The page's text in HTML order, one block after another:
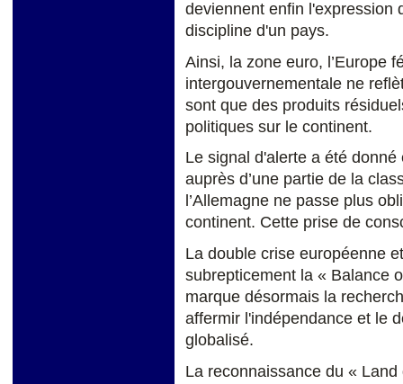
deviennent enfin l'expression
discipline d'un pays.
Ainsi, la zone euro, l’Europe
intergouvernementale ne
sont que des produits
politiques sur le continent.
Le signal d'alerte a été
auprès d’une partie de la
l’Allemagne ne passe plus
continent. Cette prise de
La double crise européenne
subrepticement la « Balance
marque désormais la
affermir l'indépendance et le
globalisé.
La reconnaissance du «